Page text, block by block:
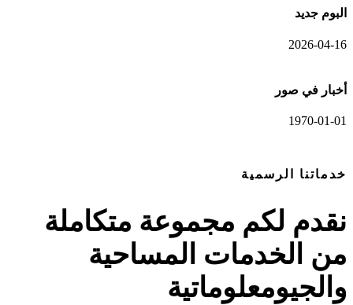
البوم جديد
2026-04-16
أخبار في صور
1970-01-01
خدماتنا الرسمية
نقدم لكم مجموعة متكاملة
من الخدمات المساحية
والجيومعلوماتية